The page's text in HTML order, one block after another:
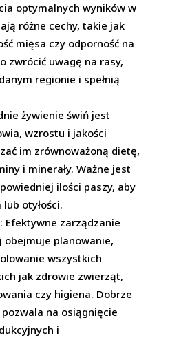
optymalnych wyników w
różne cechy, takie jak
mięsa czy odporność na
zwrócić uwagę na rasy,
regionie i spełnią
żywienie świń jest
wzrostu i jakości
im zrównoważoną dietę,
i minerały. Ważne jest
ilości paszy, aby
otyłości.
: Efektywne zarządzanie
planowanie,
wszystkich
jak zdrowie zwierząt,
czy higiena. Dobrze
na osiągnięcie
i